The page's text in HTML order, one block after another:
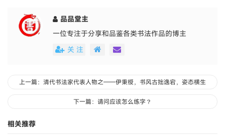
品品堂主
一位专注于分享和品鉴各类书法作品的博主
关 注
上一篇：清代书法家代表人物之——伊秉绶，书风古拙逸宕，姿态横生
下一篇：请问应该怎么练字？
相关推荐